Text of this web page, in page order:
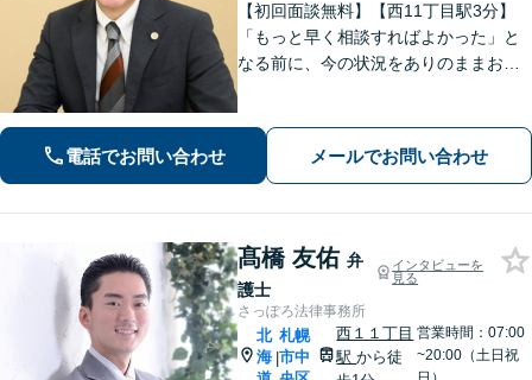
【初回面談無料】【西11丁目駅3分】
「もっと早く相談すればよかった」と
なる前に、今の状況をありのままお聞
くことができます。【電話・メール・
WEB相談可】
電話でお問い合わせ メールでお問い合わせ
髙橋 友佑 弁
護士
インタビューを
見る
さっぽろ法律事務所
北
海 |
札幌
市中
西１１丁目
駅から徒
営業時間：07:00
~20:00（土日祝